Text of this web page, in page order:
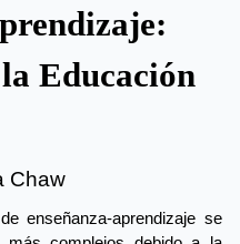
Educación
Chaw
enseñanza-aprendizaje se